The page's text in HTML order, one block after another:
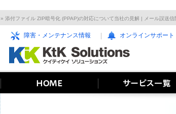
» 添付ファイル ZIP暗号化 (PPAP)の対応について当社の見解 | メール誤送
障害・メンテナンス情報 オンラインサポート